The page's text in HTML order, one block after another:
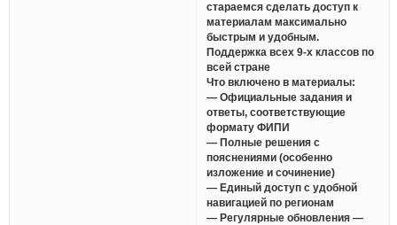
стараемся сделать доступ к
материалам максимально
быстрым и удобным.
Поддержка всех 9-х классов по
всей стране
Что включено в материалы:
— Официальные задания и
ответы, соответствующие
формату ФИПИ
— Полные решения с
пояснениями (особенно
изложение и сочинение)
— Единый доступ с удобной
навигацией по регионам
— Регулярные обновления —